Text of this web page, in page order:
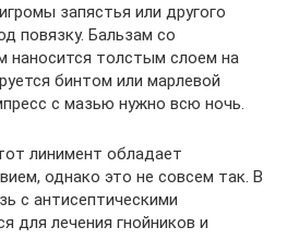
запястья или другого
повязку. Бальзам со
наносится толстым слоем на
бинтом или марлевой
с мазью нужно всю ночь.
линимент обладает
однако это не совсем так. В
с антисептическими
для лечения гнойников и